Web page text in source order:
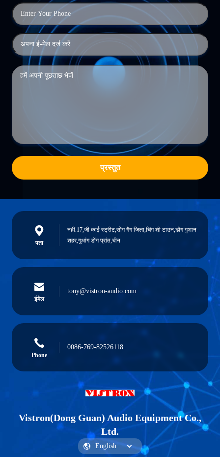
प्रस्तुत
पता
नहीं.17,जी काई स्ट्रीट,सोंग गैंग जिला,चिंग शी टाउन,डोंग गुआन
शहर,गुआंग डोंग प्रांत,चीन
ईमेल
tony@vistron-audio.com
Phone
0086-769-82526118
Vistron(Dong Guan) Audio Equipment Co.,
Ltd.